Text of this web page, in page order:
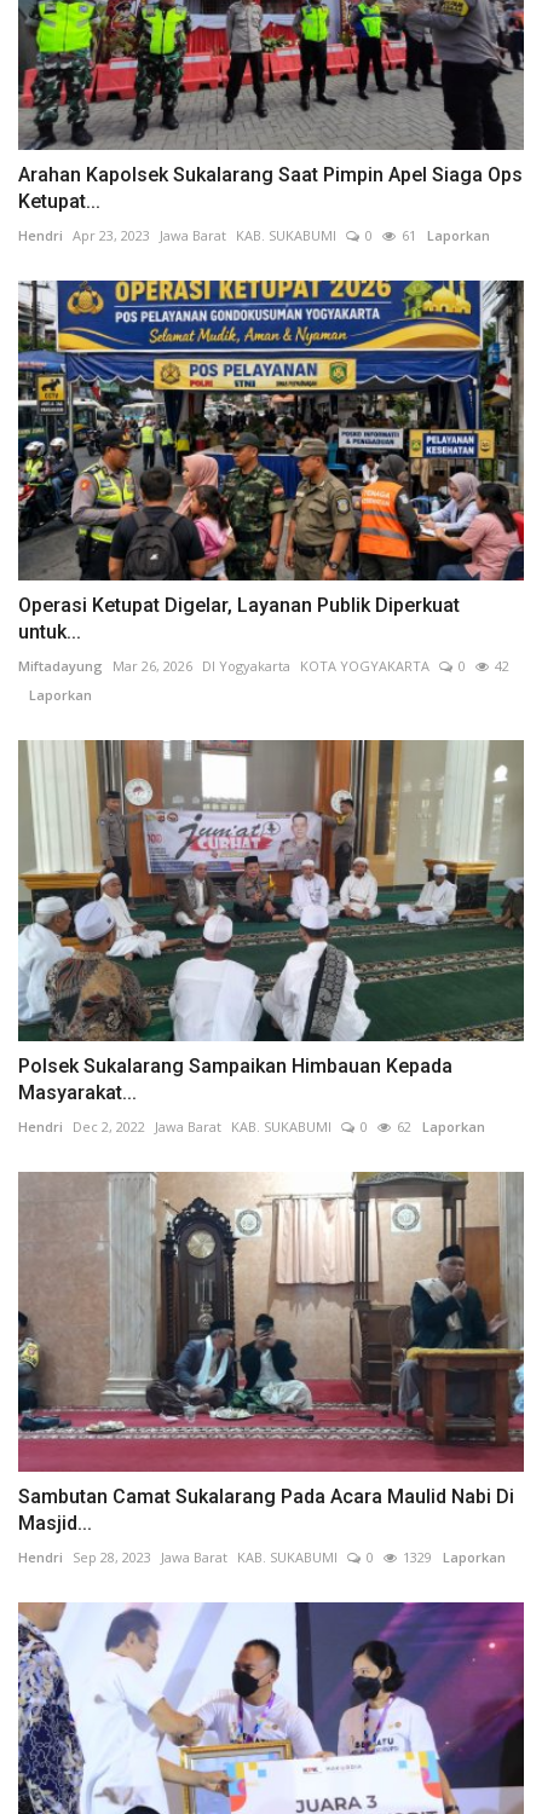
Arahan Kapolsek Sukalarang Saat Pimpin Apel Siaga Ops
Ketupat...
Hendri Apr 23, 2023 Jawa Barat KAB. SUKABUMI 0 61 Laporkan
Operasi Ketupat Digelar, Layanan Publik Diperkuat
untuk...
Miftadayung Mar 26, 2026 DI Yogyakarta KOTA YOGYAKARTA 0
42
Laporkan
Polsek Sukalarang Sampaikan Himbauan Kepada
Masyarakat...
Hendri Dec 2, 2022 Jawa Barat KAB. SUKABUMI 0 62 Laporkan
Sambutan Camat Sukalarang Pada Acara Maulid Nabi Di
Masjid...
Hendri Sep 28, 2023 Jawa Barat KAB. SUKABUMI 0 1329 Laporkan